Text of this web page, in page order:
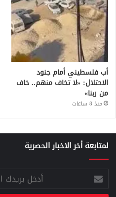
أب فلسطيني أمام جنود
الاحتلال: «لا تخاف منهم.. خاف
من ربنا»
منذ 8 ساعات
لمتابعة أخر الاخبار الحصرية
أدخل
بريدك